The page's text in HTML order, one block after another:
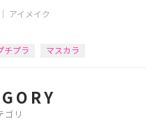
｜ アイメイク
チプラ マスカラ
ゴリ